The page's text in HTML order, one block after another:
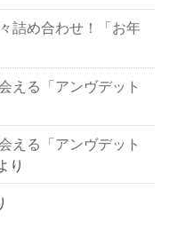
詰め合わせ！「お年
える「アンヴデット
える「アンヴデット
り